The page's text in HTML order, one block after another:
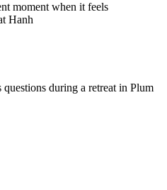
moment when it feels
Hanh
during a retreat in Plum